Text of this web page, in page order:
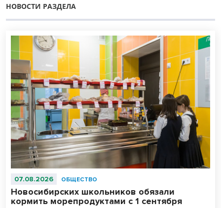
НОВОСТИ РАЗДЕЛА
07.08.2026 ОБЩЕСТВО
Новосибирских школьников обязали
кормить морепродуктами с 1 сентября